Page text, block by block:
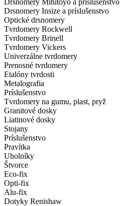
Drsnomery Insize a príslušenstvo
Optické drsnomery
Tvrdomery Rockwell
Tvrdomery Brinell
Tvrdomery Vickers
Univerzálne tvrdomery
Prenosné tvrdomery
Etalóny tvrdosti
Metalografia
Príslušenstvo
Tvrdomery na gumu, plast, pryž
Granitové dosky
Liatinové dosky
Stojany
Príslušenstvo
Pravítka
Uholníky
Štvorce
Eco-fix
Opti-fix
Alu-fix
Dotyky Renishaw